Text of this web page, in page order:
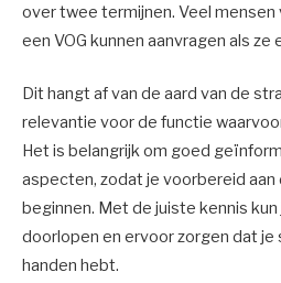
over twee termijnen. Veel mensen
een VOG kunnen aanvragen als
Dit hangt af van de aard van de
relevantie voor de functie
Het is belangrijk om goed
aspecten, zodat je voorbereid aan
beginnen. Met de juiste kennis
doorlopen en ervoor zorgen dat je
handen hebt.